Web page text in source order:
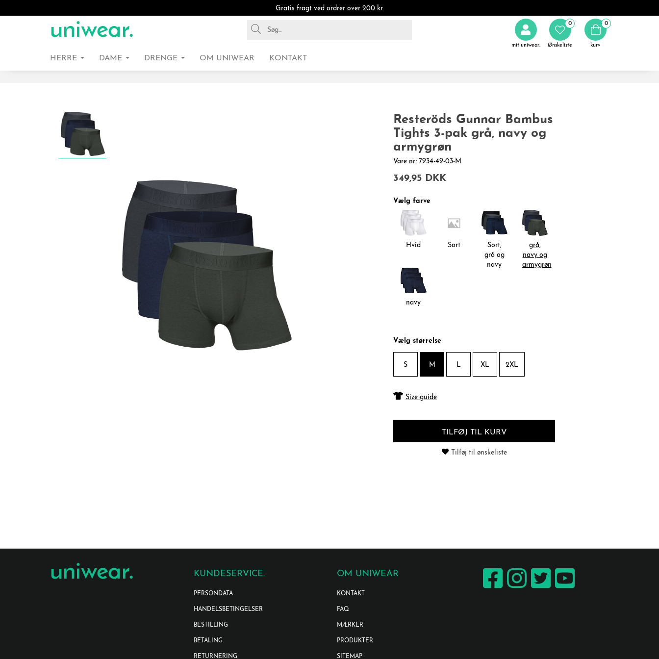
Gratis fragt ved ordrer over 200 kr.
mit uniwear. Ønskeliste
0 0
kurv
HERRE DAME DRENGE OM UNIWEAR KONTAKT
Resteröds Gunnar Bambus
Tights 3-pak grå, navy og
armygrøn
Vare nr.: 7934-49-03-M
349,95 DKK
Vælg farve
Hvid Sort
Sort,
grå og
navy
grå,
navy og
armygrøn
navy
Vælg størrelse
S M L XL 2XL
Size guide
TILFØJ TIL KURV
Tilføj til ønskeliste
KUNDESERVICE.
PERSONDATA
HANDELSBETINGELSER
BESTILLING
BETALING
RETURNERING
OM UNIWEAR
KONTAKT
FAQ
MÆRKER
PRODUKTER
SITEMAP